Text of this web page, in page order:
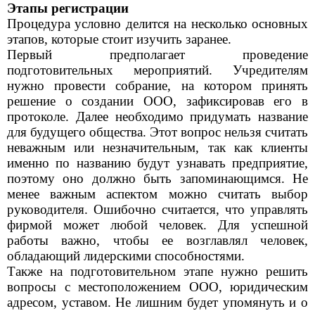
Этапы регистрации
Процедура условно делится на несколько основных
этапов, которые стоит изучить заранее.
Первый предполагает проведение
подготовительных мероприятий. Учредителям
нужно провести собрание, на котором принять
решение о создании ООО, зафиксировав его в
протоколе. Далее необходимо придумать название
для будущего общества. Этот вопрос нельзя считать
неважным или незначительным, так как клиенты
именно по названию будут узнавать предприятие,
поэтому оно должно быть запоминающимся. Не
менее важным аспектом можно считать выбор
руководителя. Ошибочно считается, что управлять
фирмой может любой человек. Для успешной
работы важно, чтобы ее возглавлял человек,
обладающий лидерскими способностями.
Также на подготовительном этапе нужно решить
вопросы с местоположением ООО, юридическим
адресом, уставом. Не лишним будет упомянуть и о